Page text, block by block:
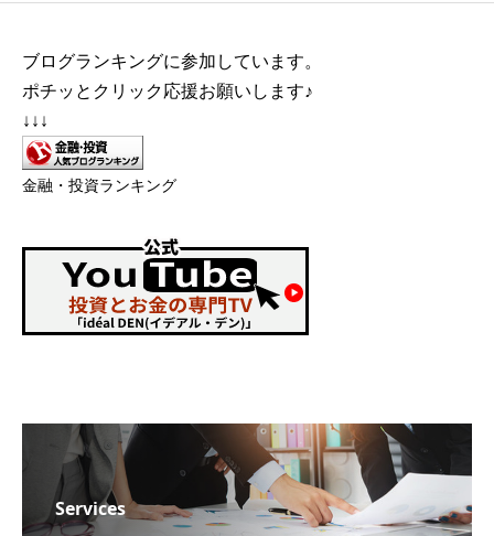
ブログランキングに参加しています。
ポチッとクリック応援お願いします♪
↓↓↓
金融・投資ランキング
Services